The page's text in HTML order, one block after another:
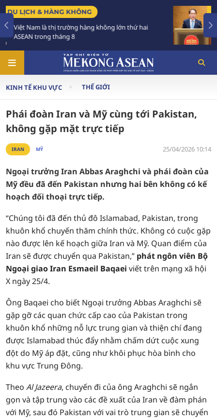
CHÍNH SÁCH
Tạo khuôn khổ pháp lý ổn định, đột phá để
KINH TẾ KHU VỰC THẾ GIỚI
Phái đoàn Iran và Mỹ cùng tới Pakistan,
không gặp mặt trực tiếp
IRAN MỸ 25/04/2026 10:14
Ngoại trưởng Iran Abbas Araghchi và phái đoàn của
Mỹ đều đã đến Pakistan nhưng hai bên không có kế
hoạch đối thoại trực tiếp.
“Chúng tôi đã đến thủ đô Islamabad, Pakistan, trong
khuôn khổ chuyến thăm chính thức. Không có cuộc gặp
nào được lên kế hoạch giữa Iran và Mỹ. Quan điểm của
Iran sẽ được chuyển qua Pakistan,” phát ngôn viên Bộ
Ngoại giao Iran Esmaeil Baqaei viết trên mạng xã hội
X ngày 25/4.
Ông Baqaei cho biết Ngoại trưởng Abbas Araghchi sẽ
gặp gỡ các quan chức cấp cao của Pakistan trong
khuôn khổ những nỗ lực trung gian và thiện chí đang
được Islamabad thúc đẩy nhằm chấm dứt cuộc xung
đột do Mỹ áp đặt, cũng như khôi phục hòa bình cho
khu vực Trung Đông.
Theo Al Jazeera, chuyến đi của ông Araghchi sẽ ngắn
gọn và tập trung vào các đề xuất của Iran về đàm phán
với Mỹ, sau đó Pakistan với vai trò trung gian sẽ chuyển